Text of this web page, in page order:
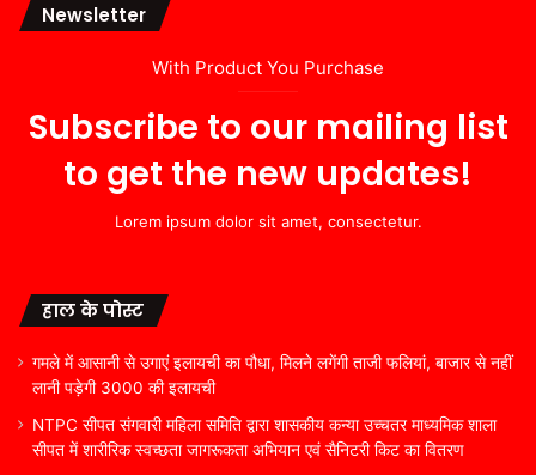
Newsletter
With Product You Purchase
Subscribe to our mailing list
to get the new updates!
Lorem ipsum dolor sit amet, consectetur.
हाल के पोस्ट
गमले में आसानी से उगाएं इलायची का पौधा, मिलने लगेंगी ताजी फलियां, बाजार से नहीं
लानी पड़ेगी 3000 की इलायची
NTPC सीपत संगवारी महिला समिति द्वारा शासकीय कन्या उच्चतर माध्यमिक शाला
सीपत में शारीरिक स्वच्छता जागरूकता अभियान एवं सैनिटरी किट का वितरण